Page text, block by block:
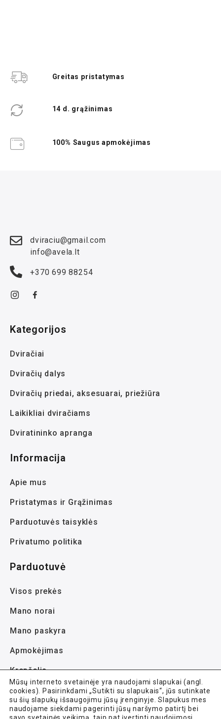
Greitas pristatymas
14 d. grąžinimas
100% Saugus apmokėjimas
dviraciu@gmail.com
info@avela.lt
+370 699 88254
Kategorijos
Dviračiai
Dviračių dalys
Dviračių priedai, aksesuarai, priežiūra
Laikikliai dviračiams
Dviratininko apranga
Informacija
Apie mus
Pristatymas ir Grąžinimas
Parduotuvės taisyklės
Privatumo politika
Parduotuvė
Visos prekės
Mano norai
Mano paskyra
Apmokėjimas
Krepšelis
Mūsų interneto svetainėje yra naudojami slapukai (angl.
cookies). Pasirinkdami „Sutikti su slapukais“, jūs sutinkate
su šių slapukų išsaugojimu jūsų įrenginyje. Slapukus mes
naudojame siekdami pagerinti jūsų naršymo patirtį bei